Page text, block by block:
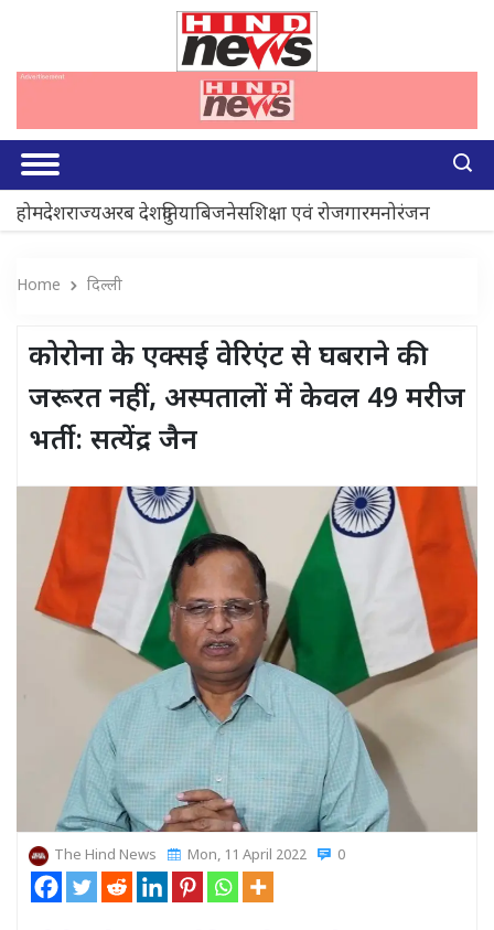
होमदेशराज्यअरब देशदुनियाबिजनेसशिक्षा एवं रोजगारमनोरंजन
Home दिल्ली
कोरोना के एक्सई वेरिएंट से घबराने की
जरूरत नहीं, अस्पतालों में केवल 49 मरीज
भर्ती: सत्येंद्र जैन
The Hind News Mon, 11 April 2022 0